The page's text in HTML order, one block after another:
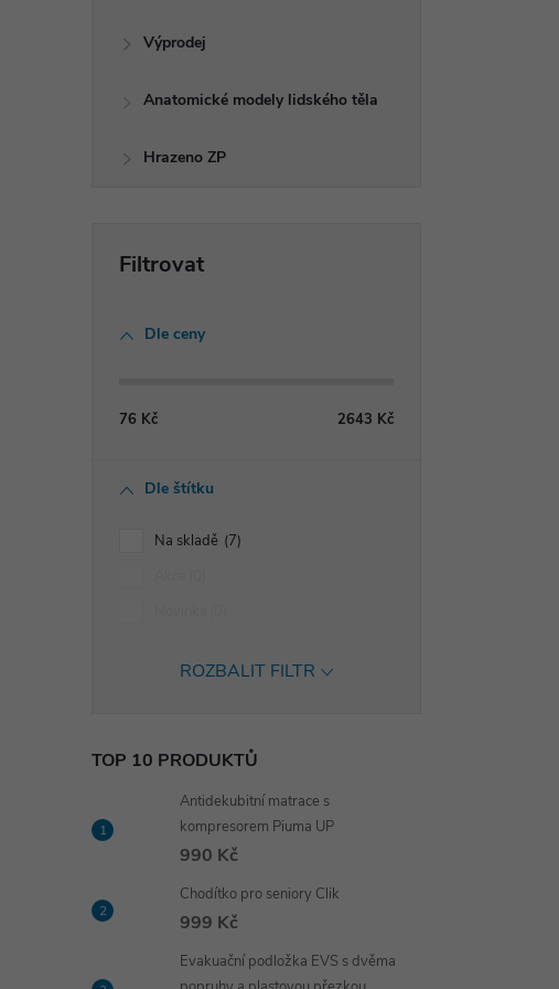
Výprodej
Anatomické modely lidského těla
Hrazeno ZP
Dle ceny
76 Kč 2643 Kč
Dle štítku
Na skladě
7
ROZBALIT FILTR
TOP 10 PRODUKTŮ
Antidekubitní matrace s
kompresorem Piuma UP
990 Kč
Chodítko pro seniory Clik
999 Kč
Evakuační podložka EVS s dvěma